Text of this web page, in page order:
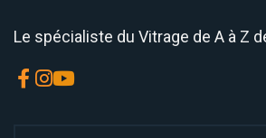
Le spécialiste du Vitrage de A à Z